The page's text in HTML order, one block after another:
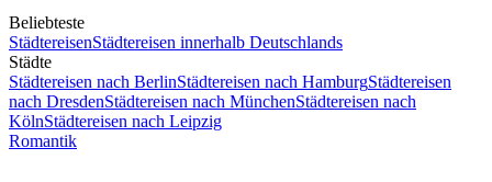
Beliebteste
StädtereisenStädtereisen innerhalb Deutschlands
Städte
Städtereisen nach BerlinStädtereisen nach HamburgStädtereisen
nach DresdenStädtereisen nach MünchenStädtereisen nach
KölnStädtereisen nach Leipzig
Romantik